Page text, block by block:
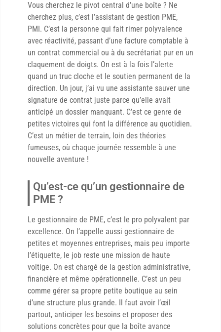
Vous cherchez le pivot central d’une boîte ? Ne
cherchez plus, c’est l’assistant de gestion PME,
PMI. C’est la personne qui fait rimer polyvalence
avec réactivité, passant d’une facture comptable à
un contrat commercial ou à du secrétariat pur en un
claquement de doigts. On est à la fois l’alerte
quand un truc cloche et le soutien permanent de la
direction. Un jour, j’ai vu une assistante sauver une
signature de contrat juste parce qu’elle avait
anticipé un dossier manquant. C’est ce genre de
petites victoires qui font la différence au quotidien.
C’est un métier de terrain, loin des théories
fumeuses, où chaque journée ressemble à une
nouvelle aventure !
Qu’est-ce qu’un gestionnaire de
PME ?
Le gestionnaire de PME, c’est le pro polyvalent par
excellence. On l’appelle aussi gestionnaire de
petites et moyennes entreprises, mais peu importe
l’étiquette, le job reste une mission de haute
voltige. On est chargé de la gestion administrative,
financière et même opérationnelle. C’est un peu
comme gérer sa propre petite boutique au sein
d’une structure plus grande. Il faut avoir l’œil
partout, anticiper les besoins et proposer des
solutions concrètes pour que la boîte avance